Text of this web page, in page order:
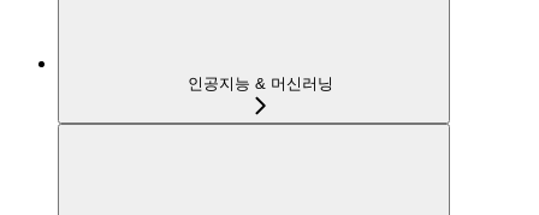
인공지능 & 머신러닝